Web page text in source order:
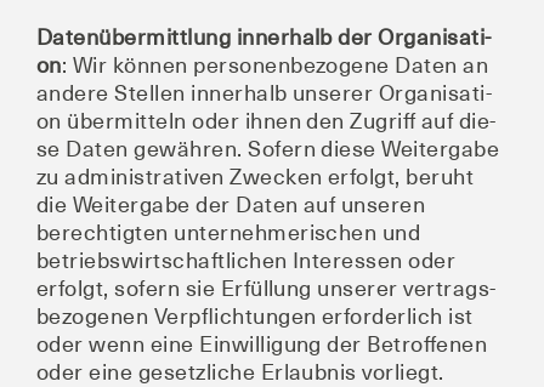
Daten­über­mitt­lung inner­halb der Orga­ni­sa­ti­
on: Wir kön­nen per­so­nen­be­zo­ge­ne Daten an
ande­re Stel­len inner­halb unse­rer Orga­ni­sa­ti­
on über­mit­teln oder ihnen den Zugriff auf die­
se Daten gewäh­ren. Sofern die­se Wei­ter­ga­be
zu admi­nis­tra­ti­ven Zwe­cken erfolgt, beruht
die Wei­ter­ga­be der Daten auf unse­ren
berech­tig­ten unter­neh­me­ri­schen und
betriebs­wirt­schaft­li­chen Inter­es­sen oder
erfolgt, sofern sie Erfül­lung unse­rer ver­trags­
be­zo­ge­nen Ver­pflich­tun­gen erfor­der­lich ist
oder wenn eine Ein­wil­li­gung der Betrof­fe­nen
oder eine gesetz­li­che Erlaub­nis vorliegt.